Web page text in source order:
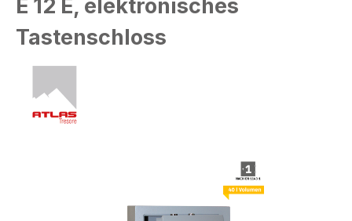
E 12 E, elektronisches
Tastenschloss